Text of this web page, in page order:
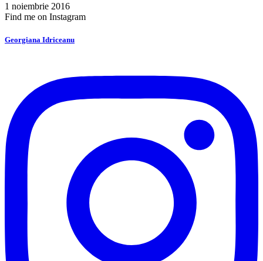
1 noiembrie 2016
Find me on Instagram
Georgiana Idriceanu